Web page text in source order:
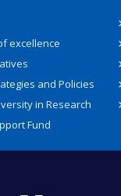
excellence
and Policies
in Research
Fund